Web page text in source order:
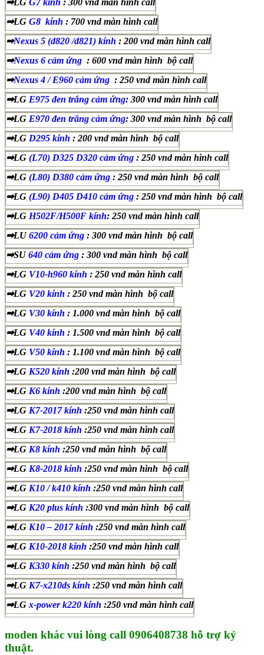
➡LG G7 kính : 300 vnd màn hình call
➡LG G8 kính : 700 vnd màn hình call
➡Nexus 5 (d820 /d821) kính : 200 vnd màn hình call
➡Nexus 6 cảm ứng : 600 vnd màn hình bộ call
➡Nexus 4 / E960 cảm ứng : 250 vnd màn hình call
➡LG E975 đen trắng cảm ứng: 300 vnd màn hình call
➡LG E970 đen trắng cảm ứng: 300 vnd màn hình bộ call
➡LG D295 kính : 200 vnd màn hình bộ call
➡LG (L70) D325 D320 cảm ứng : 250 vnd màn hình call
➡LG (L80) D380 cảm ứng : 250 vnd màn hình bộ call
➡LG (L90) D405 D410 cảm ứng : 250 vnd màn hình bộ call
➡LG H502F/H500F kính: 250 vnd màn hình call
➡LU6200 cảm ứng : 300 vnd màn hình bộ call
➡SU640 cảm ứng : 300 vnd màn hình bộ call
➡LG V10-h960 kính : 250 vnd màn hình call
➡LG V20 kính : 250 vnd màn hình bộ call
➡LG V30 kính : 1.000 vnd màn hình bộ call
➡LG V40 kính : 1.500 vnd màn hình bộ call
➡LG V50 kính : 1.100 vnd màn hình bộ call
➡LG K520 kính :200 vnd màn hình bộ call
➡LG K6 kính :200 vnd màn hình bộ call
➡LG K7-2017 kính :250 vnd màn hình call
➡LG K7-2018 kính :250 vnd màn hình call
➡LG K8 kính :250 vnd màn hình bộ call
➡LG K8-2018 kính :250 vnd màn hình bộ call
➡LG K10 / k410 kính :250 vnd màn hình call
➡LG K20 plus kính :300 vnd màn hình bộ call
➡LG K10 – 2017 kính :250 vnd màn hình call
➡LG K10-2018 kính :250 vnd màn hình call
➡LG K330 kính :250 vnd màn hình bộ call
➡LG K7-x210ds kính :250 vnd màn hình call
➡LGx-power k220 kính :250 vnd màn hình call
moden khác vui lòng call 0906408738 hỗ trợ kỷ
thuật.